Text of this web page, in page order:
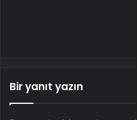
Bir yanıt yazın